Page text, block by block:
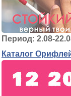
Период: 2.08-
Каталог